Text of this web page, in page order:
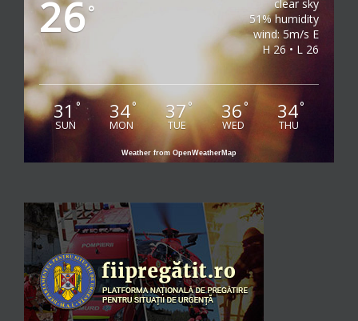
26°
clear sky
51% humidity
wind: 5m/s E
H 26 • L 26
31 °
SUN
34°
MON
37°
TUE
36°
WED
34°
THU
Weather from OpenWeatherMap